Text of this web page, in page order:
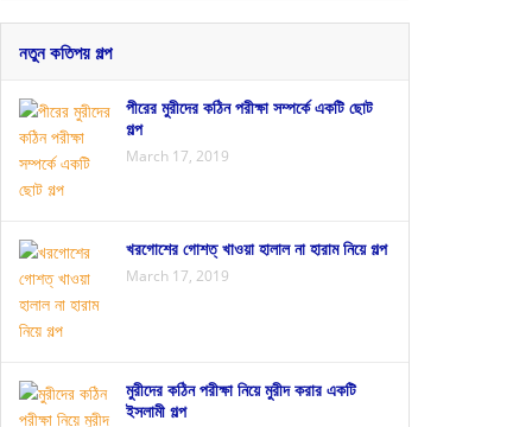
নতুন কতিপয় গল্প
পীরের মুরীদের কঠিন পরীক্ষা সম্পর্কে একটি ছোট
গল্প
March 17, 2019
খরগোশের গোশত্ খাওয়া হালাল না হারাম নিয়ে গল্প
March 17, 2019
মুরীদের কঠিন পরীক্ষা নিয়ে মুরীদ করার একটি
ইসলামী গল্প